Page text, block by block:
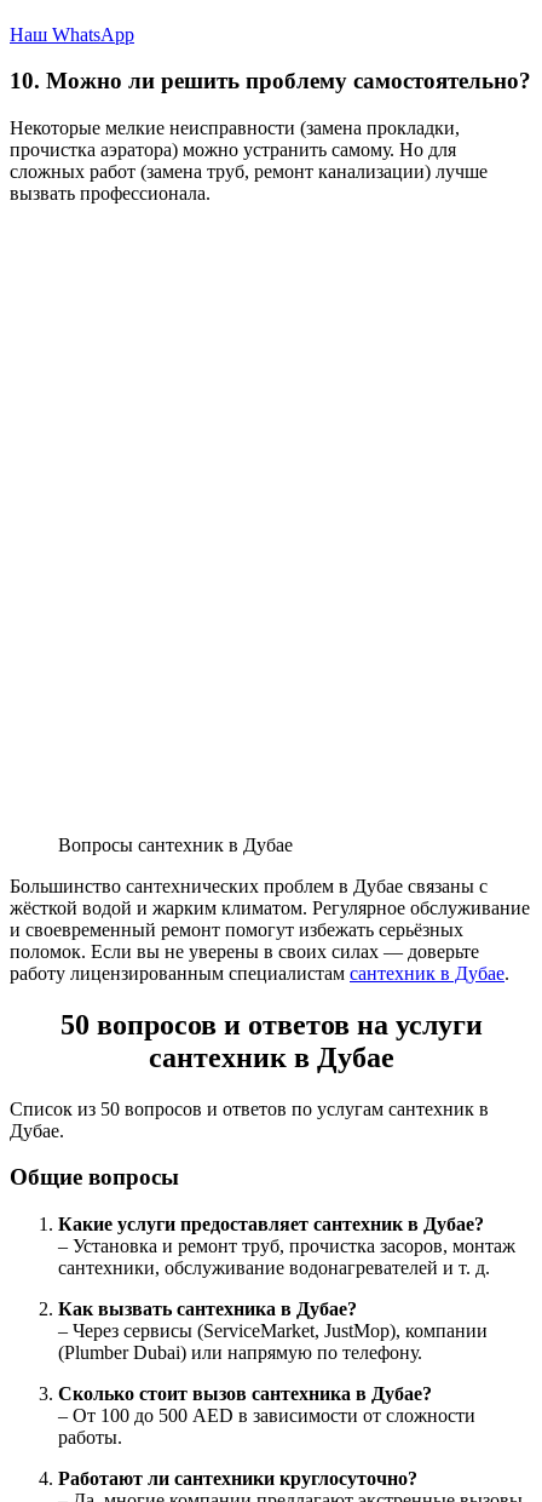
Наш WhatsApp
10. Можно ли решить проблему самостоятельно?
Некоторые мелкие неисправности (замена прокладки,
прочистка аэратора) можно устранить самому. Но для
сложных работ (замена труб, ремонт канализации) лучше
вызвать профессионала.
Вопросы сантехник в Дубае
Большинство сантехнических проблем в Дубае связаны с
жёсткой водой и жарким климатом. Регулярное обслуживание
и своевременный ремонт помогут избежать серьёзных
поломок. Если вы не уверены в своих силах — доверьте
работу лицензированным специалистам сантехник в Дубае.
50 вопросов и ответов на услуги
сантехник в Дубае
Список из 50 вопросов и ответов по услугам сантехник в
Дубае.
Общие вопросы
Какие услуги предоставляет сантехник в Дубае?
– Установка и ремонт труб, прочистка засоров, монтаж
сантехники, обслуживание водонагревателей и т. д.
Как вызвать сантехника в Дубае?
– Через сервисы (ServiceMarket, JustMop), компании
(Plumber Dubai) или напрямую по телефону.
Сколько стоит вызов сантехника в Дубае?
– От 100 до 500 AED в зависимости от сложности
работы.
Работают ли сантехники круглосуточно?